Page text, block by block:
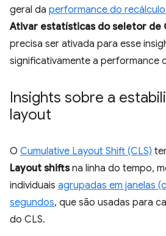
geral da performance do
Ativar estatísticas do seletor de
precisa ser ativada para esse
significativamente a performance
Insights sobre a
layout
O Cumulative Layout Shift (CLS)
Layout shiftsna linha do tempo,
individuais agrupadas em janelas
segundos, que são usadas para
do CLS.